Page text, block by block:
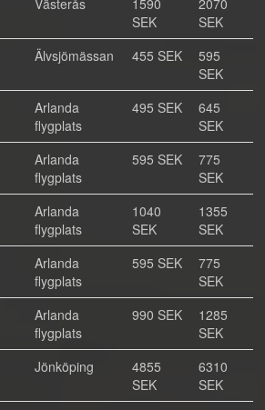
Västerås
1590
SEK
2070
SEK
Älvsjömässan 455 SEK
595
SEK
Arlanda
flygplats
495 SEK
645
SEK
Arlanda
flygplats
595 SEK
775
SEK
Arlanda
flygplats
1040
SEK
1355
SEK
Arlanda
flygplats
595 SEK
775
SEK
Arlanda
flygplats
990 SEK
1285
SEK
Jönköping
4855
SEK
6310
SEK